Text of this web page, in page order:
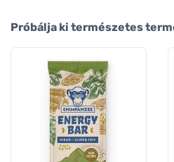
Próbálja ki természetes